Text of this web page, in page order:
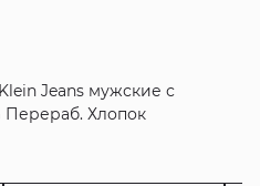
Jeans мужские с
Перераб. Хлопок